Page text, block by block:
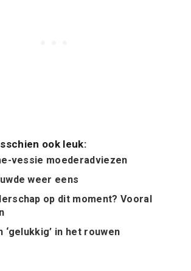
ook leuk:
vessie moederadviezen
weer eens
op dit moment? Vooral
‘gelukkig’ in het rouwen